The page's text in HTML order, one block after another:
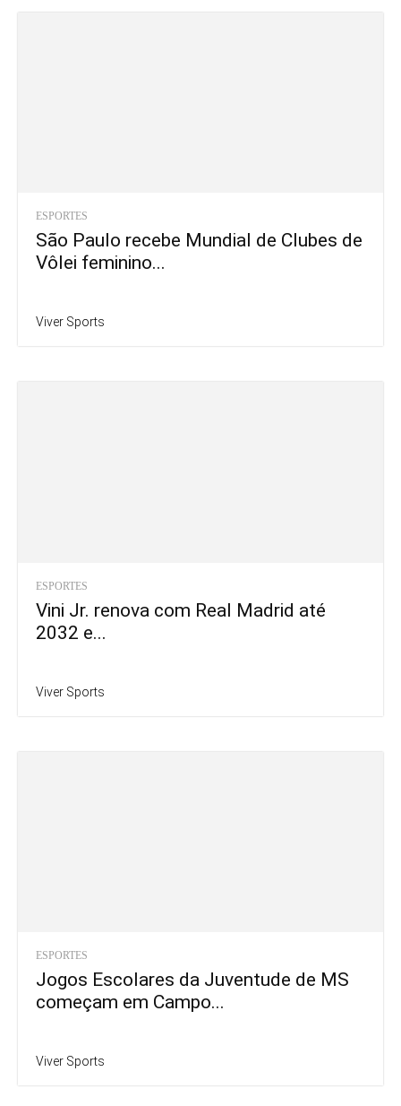
ESPORTES
São Paulo recebe Mundial de Clubes de
Vôlei feminino...
Viver Sports
ESPORTES
Vini Jr. renova com Real Madrid até
2032 e...
Viver Sports
ESPORTES
Jogos Escolares da Juventude de MS
começam em Campo...
Viver Sports